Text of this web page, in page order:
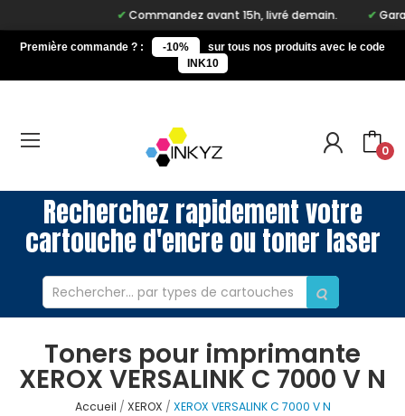
Commandez avant 15h, livré demain.
Première commande ? : -10%
sur tous nos produits avec le code
INK10
0
Recherchez rapidement votre
cartouche d'encre ou toner laser
Toners pour imprimante
XEROX VERSALINK C 7000 V N
Accueil XEROX XEROX VERSALINK C 7000 V N